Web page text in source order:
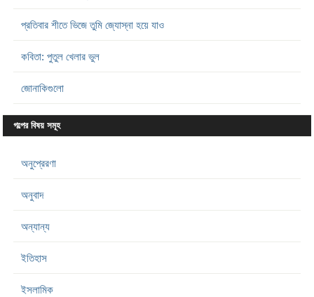
প্রতিবার শীতে ভিজে তুমি জ্যোস্না হয়ে যাও
কবিতা: পুতুল খেলার ভুল
জোনাকিগুলো
গল্পের বিষয় সমূহ
অনুপ্রেরণা
অনুবাদ
অন্যান্য
ইতিহাস
ইসলামিক